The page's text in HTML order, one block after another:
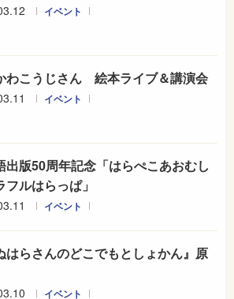
イベント
わこうじさん 絵本ライブ＆講演会
イベント
出版50周年記念「はらぺこあおむし
フルはらっぱ」
イベント
はらさんのどこでもとしょかん』原
イベント